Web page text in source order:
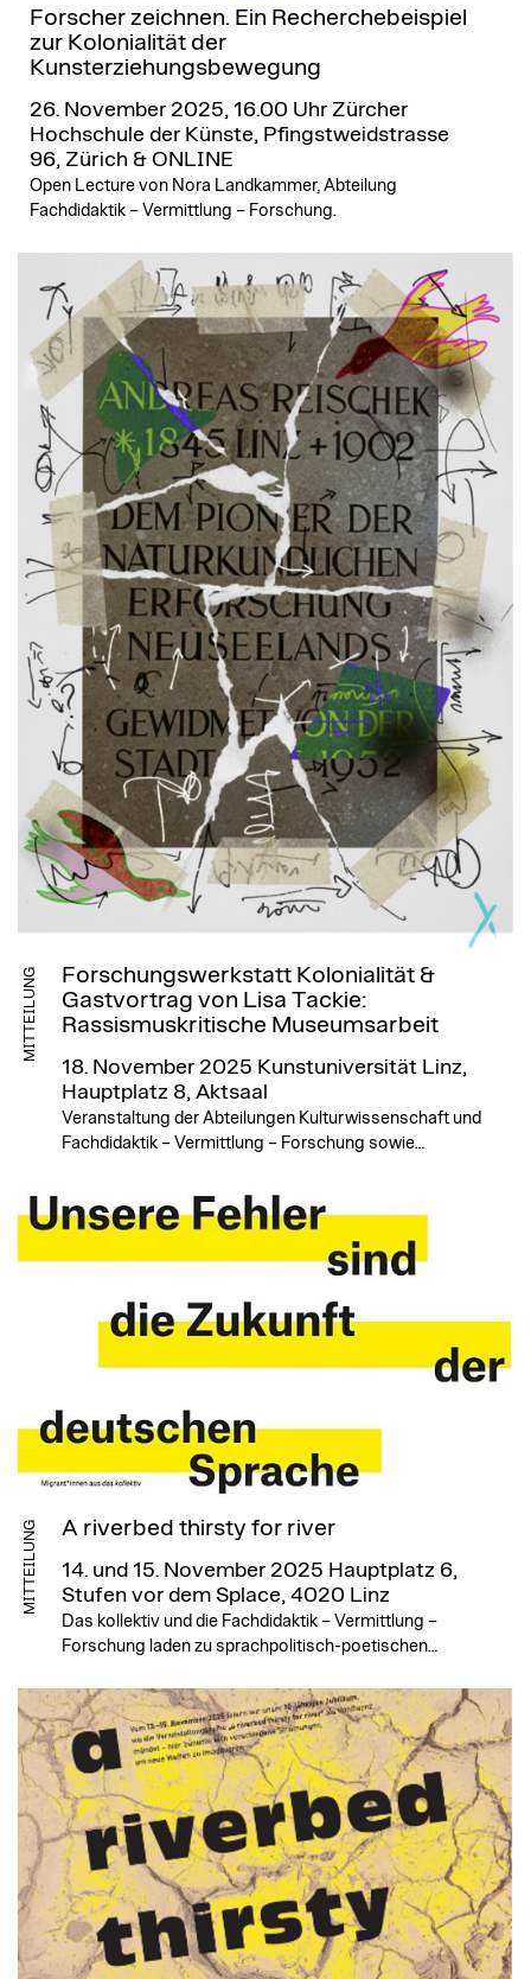
Forscher zeichnen. Ein Recherchebeispiel
zur Kolonialität der
Kunsterziehungsbewegung
26. November 2025, 16.00 Uhr Zürcher
Hochschule der Künste, Pfingstweidstrasse
96, Zürich & ONLINE
Open Lecture von Nora Landkammer, Abteilung
Fachdidaktik – Vermittlung – Forschung.
MITTEILUNG
Forschungswerkstatt Kolonialität &
Gastvortrag von Lisa Tackie:
Rassismuskritische Museumsarbeit
18. November 2025 Kunstuniversität Linz,
Hauptplatz 8, Aktsaal
Veranstaltung der Abteilungen Kulturwissenschaft und
Fachdidaktik – Vermittlung – Forschung sowie…
MITTEILUNG A riverbed thirsty for river
14. und 15. November 2025 Hauptplatz 6,
Stufen vor dem Splace, 4020 Linz
Das kollektiv und die Fachdidaktik – Vermittlung –
Forschung laden zu sprachpolitisch-poetischen…